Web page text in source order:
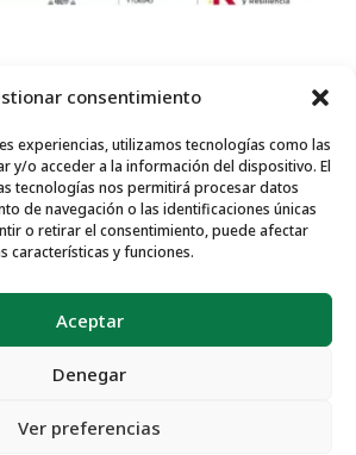
consentimiento
experiencias, utilizamos tecnologías como las
y/o acceder a la información del dispositivo. El
tecnologías nos permitirá procesar datos
de navegación o las identificaciones únicas
o retirar el consentimiento, puede afectar
características y funciones.
Aceptar
Denegar
Ver preferencias
GiftCorporate Gourmet Gift | C/
del Arzobispo. 23330 – Jaén (España)
| Teléfono: (+34) 690
de Privacidad|Política de Cookies|
de venta
Web:Ingeniery